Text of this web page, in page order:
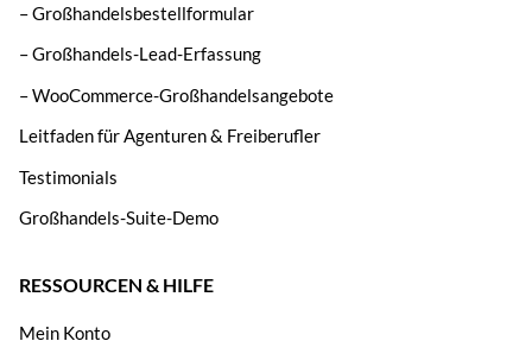
– Großhandelsbestellformular
– Großhandels-Lead-Erfassung
– WooCommerce-Großhandelsangebote
Leitfaden für Agenturen & Freiberufler
Testimonials
Großhandels-Suite-Demo
RESSOURCEN & HILFE
Mein Konto